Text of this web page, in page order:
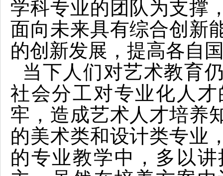
学科专业的团队为支撑
面向未来具有综合创新
的创新发展，提高各自
当下人们对艺术教育
社会分工对专业化人
牢，造成艺术人才培养
的美术类和设计类专业
的专业教学中，多以